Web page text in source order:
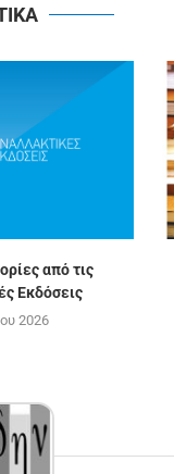
από τις
Εκδόσεις
2026